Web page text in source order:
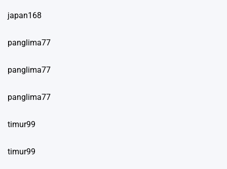
japan168
panglima77
panglima77
panglima77
timur99
timur99